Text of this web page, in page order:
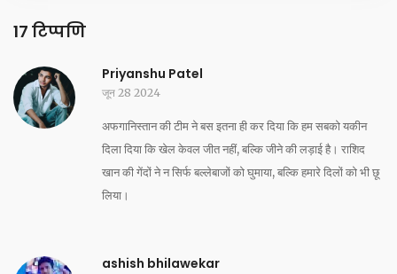
17 टिप्पणि
Priyanshu Patel
जून 28 2024
अफगानिस्तान की टीम ने बस इतना ही कर दिया कि हम सबको यकीन
दिला दिया कि खेल केवल जीत नहीं, बल्कि जीने की लड़ाई है। राशिद
खान की गेंदों ने न सिर्फ बल्लेबाजों को घुमाया, बल्कि हमारे दिलों को भी छू
लिया।
ashish bhilawekar